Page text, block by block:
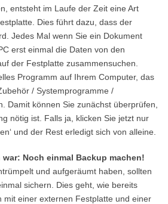
entsteht im Laufe der Zeit eine Art
Dies führt dazu, dass der
Jedes Mal wenn Sie ein Dokument
erst einmal die Daten von den
der Festplatte zusammensuchen.
Programm auf Ihrem Computer, das
/ Systemprogramme /
Damit können Sie zunächst überprüfen,
nötig ist. Falls ja, klicken Sie jetzt nur
und der Rest erledigt sich von alleine.
war: Noch einmal Backup machen!
und aufgeräumt haben, sollten
sichern. Dies geht, wie bereits
mit einer externen Festplatte und einer